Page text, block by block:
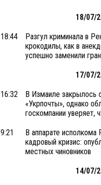
18/07/
18:44
Разгул криминала в
крокодилы, как в
успешно заменили
17/07/
16:32
В Измаиле закрылось
«Укрпочты», однако
госкомпании уверяет,
9:21
В аппарате исполкома
кадровый кризис:
местных чиновников
14/07/